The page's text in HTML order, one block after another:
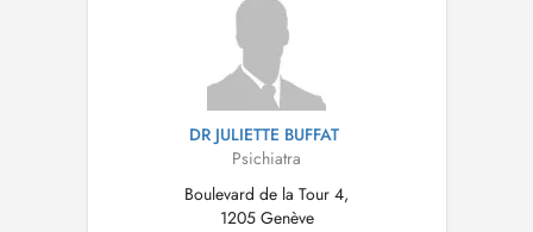
DR JULIETTE BUFFAT
Psichiatra
Boulevard de la Tour 4,
1205 Genève